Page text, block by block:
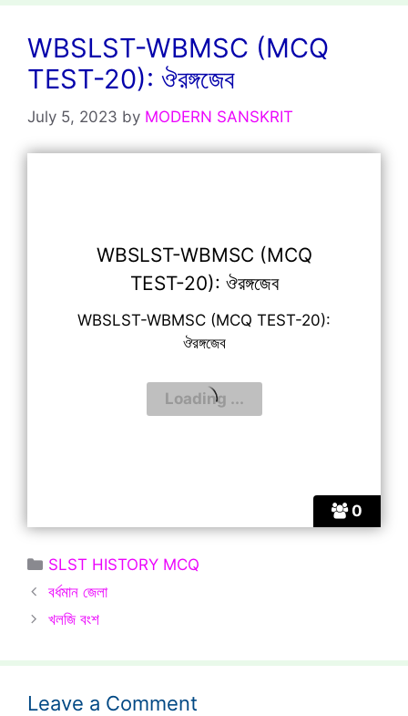
contentWBSLST-WBMSC (MCQ
TEST-20): ঔরঙ্গজেব
July 5, 2023 by MODERN SANSKRIT
0
WBSLST-WBMSC (MCQ
TEST-20): ঔরঙ্গজেব
WBSLST-WBMSC (MCQ TEST-20):
ঔরঙ্গজেব
Categories
SLST HISTORY MCQ
বর্ধমান জেলা
খলজি বংশ
Leave a Comment